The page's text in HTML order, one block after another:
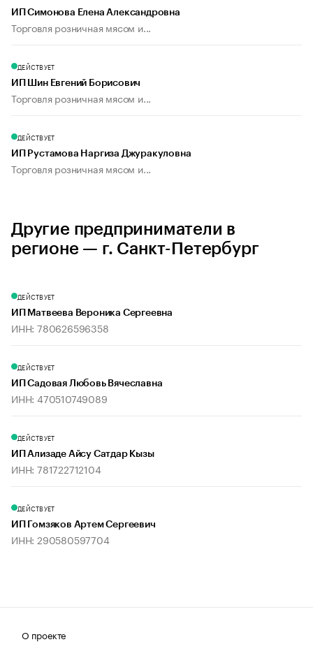
ИП Симонова Елена Александровна
Торговля розничная мясом и...
ДЕЙСТВУЕТ
ИП Шин Евгений Борисович
Торговля розничная мясом и...
ДЕЙСТВУЕТ
ИП Рустамова Наргиза Джуракуловна
Торговля розничная мясом и...
Другие предприниматели в
регионе — г. Санкт-Петербург
ДЕЙСТВУЕТ
ИП Матвеева Вероника Сергеевна
ИНН: 780626596358
ДЕЙСТВУЕТ
ИП Садовая Любовь Вячеславна
ИНН: 470510749089
ДЕЙСТВУЕТ
ИП Ализаде Айсу Сатдар Кызы
ИНН: 781722712104
ДЕЙСТВУЕТ
ИП Гомзяков Артем Сергеевич
ИНН: 290580597704
О проекте